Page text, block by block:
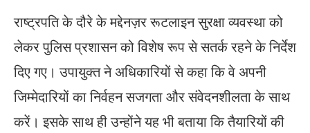
राष्ट्रपति के दौरे के मद्देनज़र रूटलाइन सुरक्षा व्यवस्था को
लेकर पुलिस प्रशासन को विशेष रूप से सतर्क रहने के निर्देश
दिए गए। उपायुक्त ने अधिकारियों से कहा कि वे अपनी
जिम्मेदारियों का निर्वहन सजगता और संवेदनशीलता के साथ
करें। इसके साथ ही उन्होंने यह भी बताया कि तैयारियों की